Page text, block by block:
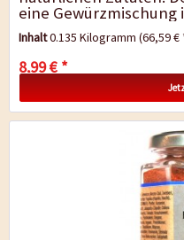
eine
thailändischen Aromen.
Inhalt0.135 Kilogramm(66,59
8,99 € *